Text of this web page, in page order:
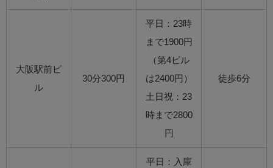
大阪駅前ビ
ル
30分300円
平日：23時
まで1900円
（第4ビル
は2400円）
土日祝：23
時まで2800
円
徒歩6分
平日：入庫